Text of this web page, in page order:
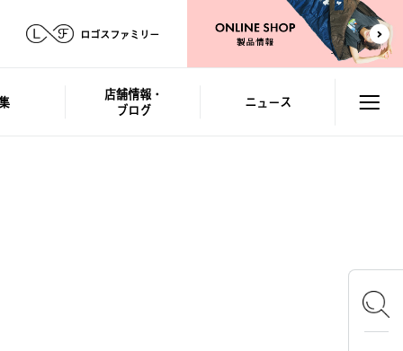
ロゴスファミリー
店舗情報・
ブログ
ニュース